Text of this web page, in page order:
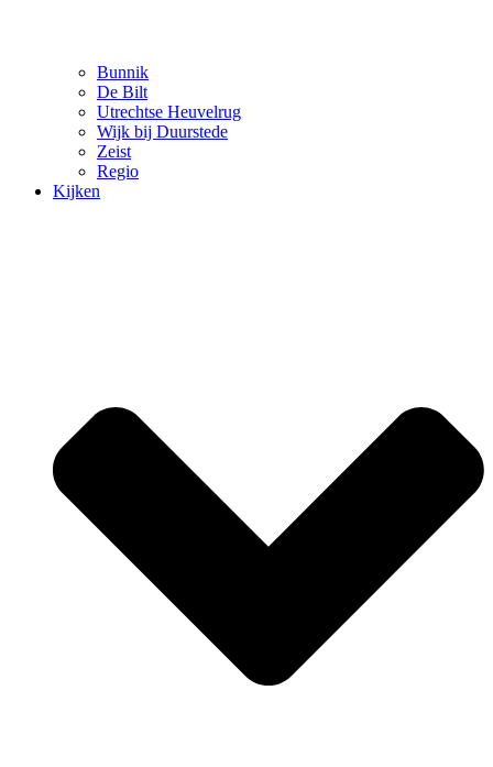
Bunnik
De Bilt
Utrechtse Heuvelrug
Wijk bij Duurstede
Zeist
Regio
Kijken